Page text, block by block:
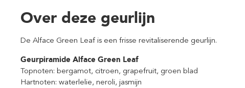
Over deze geurlijn
De Alface Green Leaf is een frisse revitaliserende geurlijn.
Geurpiramide Alface Green Leaf
Topnoten: bergamot, citroen, grapefruit, groen blad
Hartnoten: waterlelie, neroli, jasmijn